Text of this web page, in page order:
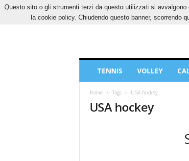
SABATO, 8 AGOSTO 2026
Sport
TENNIS VOLLEY
Home Tags USA hockey
USA hockey
Questo sito o gli strumenti terzi da questo utilizzati si
la cookie policy. Chiudendo questo banner, scorrendo